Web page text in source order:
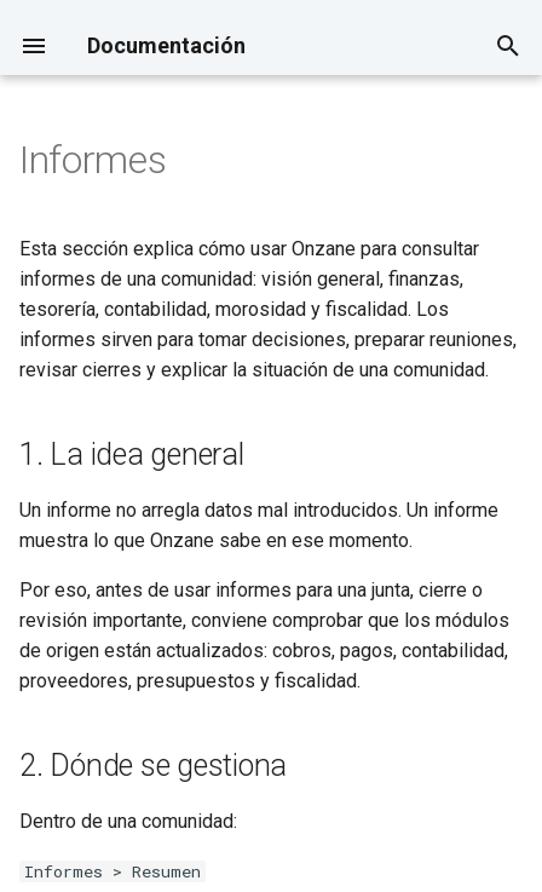
Documentación
I
i
l
n
o
b
ú
q
u
e
Checklist de implantación en
Alta de comunidad, viviendas
y usuarios
Roles y permisos
Crear y gestionar incidencias
Cómo presentar Onzane a una
Cuenta, equipo y permisos
Propiedades y residentes
Documentos
Instalaciones, reservas y
Proveedores
Personal y operaciones
Inmuebles
1. La idea general
3. Antes de consultar
informes
4. Resumen
7. Contabilidad
8. Morosidad
9. Fiscalidad
11. Informes multi-comunidad
Control de acceso y
Informes
Esta sección explica cómo usar Onzane para consultar
informes de una comunidad: visión general, finanzas,
tesorería, contabilidad, morosidad y fiscalidad. Los
informes sirven para tomar decisiones, preparar reuniones,
revisar cierres y explicar la situación de una comunidad.
1. La idea general
Un informe no arregla datos mal introducidos. Un informe
muestra lo que Onzane sabe en ese momento.
Por eso, antes de usar informes para una junta, cierre o
revisión importante, conviene comprobar que los módulos
de origen están actualizados: cobros, pagos, contabilidad,
proveedores, presupuestos y fiscalidad.
2. Dónde se gestiona
Dentro de una comunidad:
Informes > Resumen